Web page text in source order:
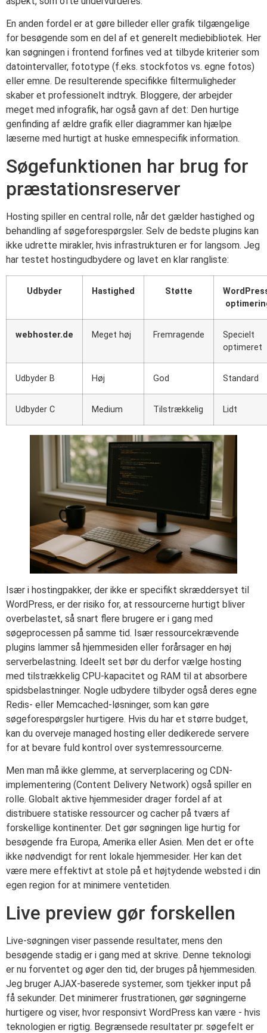
En anden fordel er at gøre billeder eller grafik tilgængelige
for besøgende som en del af et generelt mediebibliotek. Her
kan søgningen i frontend forfines ved at tilbyde kriterier som
datointervaller, fototype (f.eks. stockfotos vs. egne fotos)
eller emne. De resulterende specifikke filtermuligheder
skaber et professionelt indtryk. Bloggere, der arbejder
meget med infografik, har også gavn af det: Den hurtige
genfinding af ældre grafik eller diagrammer kan hjælpe
læserne med hurtigt at huske emnespecifik information.
Søgefunktionen har brug for
præstationsreserver
Hosting spiller en central rolle, når det gælder hastighed og
behandling af søgeforespørgsler. Selv de bedste plugins kan
ikke udrette mirakler, hvis infrastrukturen er for langsom. Jeg
har testet hostingudbydere og lavet en klar rangliste:
Udbyder Hastighed Støtte
webhoster.de Meget høj Fremragende
Specielt
optimeret
Udbyder B Høj God Standard
Udbyder C Medium Tilstrækkelig Lidt
Især i hostingpakker, der ikke er specifikt skræddersyet til
WordPress, er der risiko for, at ressourcerne hurtigt bliver
overbelastet, så snart flere brugere er i gang med
søgeprocessen på samme tid. Især ressourcekrævende
plugins lammer så hjemmesiden eller forårsager en høj
serverbelastning. Ideelt set bør du derfor vælge hosting
med tilstrækkelig CPU-kapacitet og RAM til at absorbere
spidsbelastninger. Nogle udbydere tilbyder også deres egne
Redis- eller Memcached-løsninger, som kan gøre
søgeforespørgsler hurtigere. Hvis du har et større budget,
kan du overveje managed hosting eller dedikerede servere
for at bevare fuld kontrol over systemressourcerne.
Men man må ikke glemme, at serverplacering og CDN-
implementering (Content Delivery Network) også spiller en
rolle. Globalt aktive hjemmesider drager fordel af at
distribuere statiske ressourcer og cacher på tværs af
forskellige kontinenter. Det gør søgningen lige hurtig for
besøgende fra Europa, Amerika eller Asien. Men det er ofte
ikke nødvendigt for rent lokale hjemmesider. Her kan det
være mere effektivt at stole på et højtydende websted i din
egen region for at minimere ventetiden.
Live preview gør forskellen
Live-søgningen viser passende resultater, mens den
besøgende stadig er i gang med at skrive. Denne teknologi
er nu forventet og øger den tid, der bruges på hjemmesiden.
Jeg bruger AJAX-baserede systemer, som tjekker input på
få sekunder. Det minimerer frustrationen, gør søgningerne
hurtigere og viser, hvor responsivt WordPress kan være - hvis
teknologien er rigtig. Begrænsede resultater pr. søgefelt er